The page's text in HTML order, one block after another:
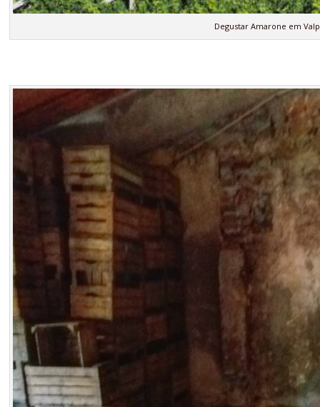
Degustar Amarone em